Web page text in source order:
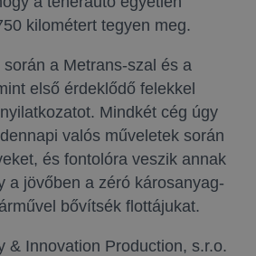
kilométert tegyen meg.
a Metrans-szal és a
első érdeklődő felekkel
Mindkét cég úgy
valós műveletek során
és fontolóra veszik annak
a jövőben a zéró károsanyag-
bővítsék flottájukat.
& Innovation Production, s.r.o.